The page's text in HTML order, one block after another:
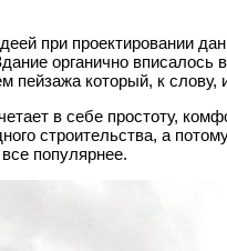
при проектировании
органично
пейзажа который, к
в себе простоту,
строительства, а
популярнее.